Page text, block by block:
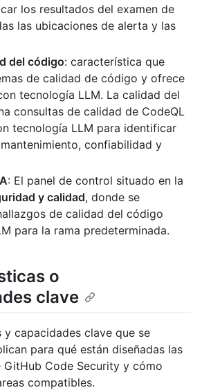
los resultados del examen de
las ubicaciones de alerta y las
del código: característica que
de calidad de código y ofrece
tecnología LLM. La calidad del
consultas de calidad de CodeQL
tecnología LLM para identificar
confiabilidad y
: El panel de control situado en la
y calidad, donde se
de calidad del código
para la rama predeterminada.
o
clave
y capacidades clave que se
para qué están diseñadas las
GitHub Code Security y cómo
compatibles.